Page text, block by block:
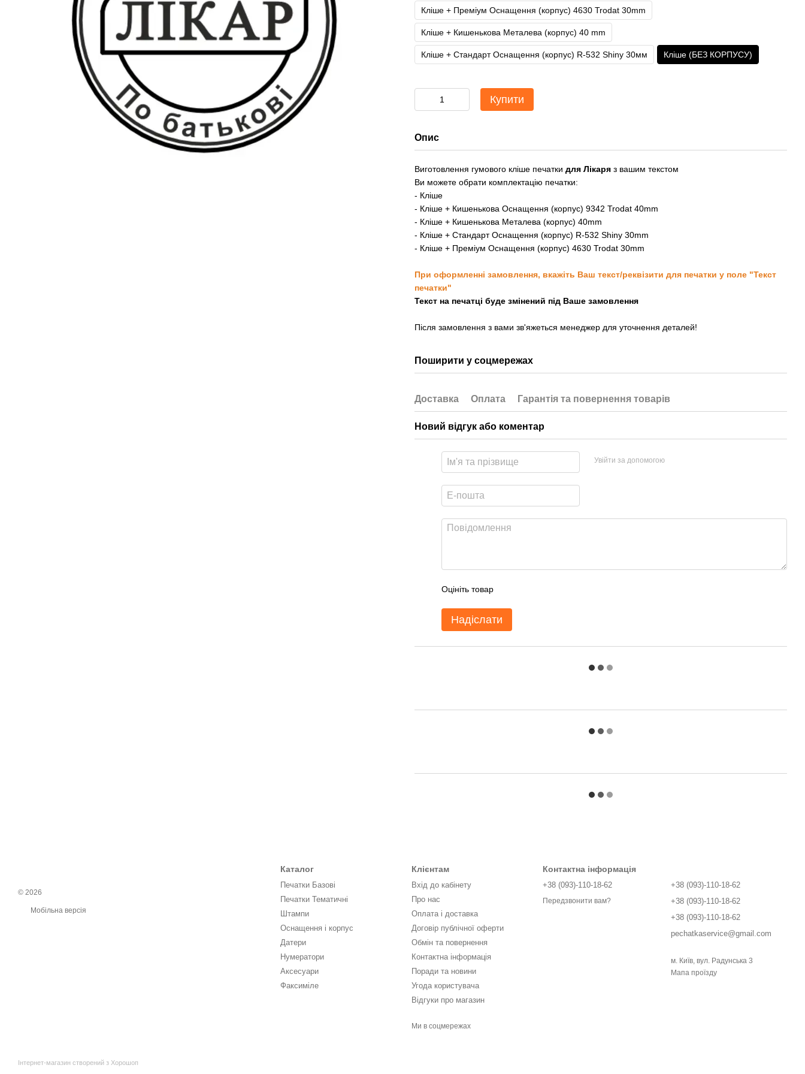
Кліше + Преміум Оснащення (корпус) 4630 Trodat 30mm
Кліше + Кишенькова Металева (корпус) 40 mm
Кліше + Стандарт Оснащення (корпус) R-532 Shiny 30мм Кліше (БЕЗ КОРПУСУ)
Купити
Опис
Виготовлення гумового кліше печатки для Лікаря з вашим текстом
Ви можете обрати комплектацію печатки:
- Кліше
- Кліше + Кишенькова Оснащення (корпус) 9342 Trodat 40mm
- Кліше + Кишенькова Металева (корпус) 40mm
- Кліше + Стандарт Оснащення (корпус) R-532 Shiny 30mm
- Кліше + Преміум Оснащення (корпус) 4630 Trodat 30mm
При оформленні замовлення, вкажіть Ваш текст/реквізити для печатки у поле "Текст
печатки"
Текст на печатці буде змінений під Ваше замовлення
Після замовлення з вами зв'яжеться менеджер для уточнення деталей!
Поширити у соцмережах
Доставка Оплата Гарантія та повернення товарів
Новий відгук або коментар
Увійти за допомогою
Оцініть товар
Надіслати
© 2026
Мобільна версія
Інтернет-магазин створений з Хорошоп
Каталог
Печатки Базові
Печатки Тематичні
Штампи
Оснащення і корпус
Датери
Нумератори
Аксесуари
Факсиміле
Клієнтам
Вхід до кабінету
Про нас
Оплата і доставка
Договір публічної оферти
Обмін та повернення
Контактна інформація
Поради та новини
Угода користувача
Відгуки про магазин
Ми в соцмережах
Контактна інформація
+38 (093)-110-18-62
Передзвонити вам?
+38 (093)-110-18-62
+38 (093)-110-18-62
+38 (093)-110-18-62
pechatkaservice@gmail.com
м. Київ, вул. Радунська 3
Мапа проїзду